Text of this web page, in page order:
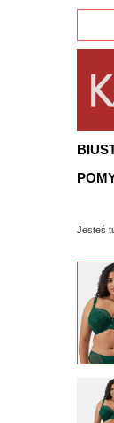
Jesteś